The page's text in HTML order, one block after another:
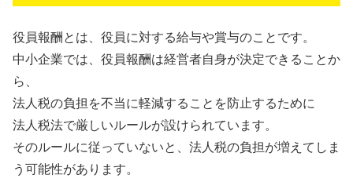
役員報酬とは、役員に対する給与や賞与のことです。
中小企業では、役員報酬は経営者自身が決定できることか
ら、
法人税の負担を不当に軽減することを防止するために
法人税法で厳しいルールが設けられています。
そのルールに従っていないと、法人税の負担が増えてしま
う可能性があります。